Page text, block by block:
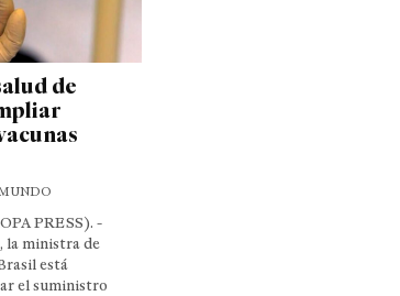
de
PRESS). -
la ministra de
está
el suministro